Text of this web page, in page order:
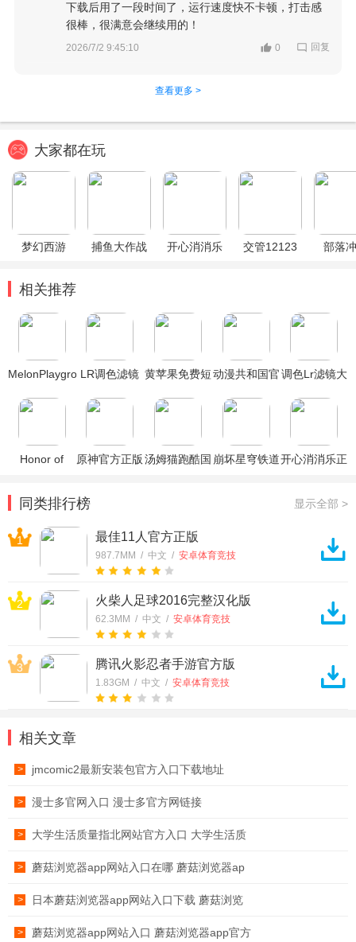
下载后用了一段时间了，运行速度快不卡顿，打击感
很棒，很满意会继续用的！
2026/7/2 9:45:10 0 回复
查看更多 >
大家都在玩
梦幻西游 捕鱼大作战 开心消消乐 交管12123 部落
相关推荐
MelonPlaygroundLR调色滤镜 黄苹果免费短动漫共和国官调色Lr滤镜大
Honor of
原神官方正版汤姆猫跑酷国 崩坏星穹铁道开心消消乐正
同类排行榜 显示全部 >
1 最佳11人官方正版
987.7MM / 中文 / 安卓体育竞技
2 火柴人足球2016完整汉化版
62.3MM / 中文 / 安卓体育竞技
3 腾讯火影忍者手游官方版
1.83GM / 中文 / 安卓体育竞技
相关文章
> jmcomic2最新安装包官方入口下载地址
> 漫士多官网入口 漫士多官方网链接
> 大学生活质量指北网站官方入口 大学生活质
> 蘑菇浏览器app网站入口在哪 蘑菇浏览器ap
> 日本蘑菇浏览器app网站入口下载 蘑菇浏览
> 蘑菇浏览器app网站入口 蘑菇浏览器app官方